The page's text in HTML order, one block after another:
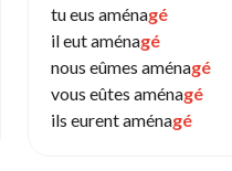
tu eus aménagé
il eut aménagé
nous eûmes aménagé
vous eûtes aménagé
ils eurent aménagé